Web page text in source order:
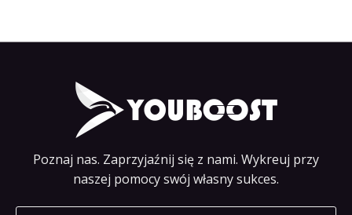
Poznaj nas. Zaprzyjaźnij się z nami. Wykreuj przy
naszej pomocy swój własny sukces.